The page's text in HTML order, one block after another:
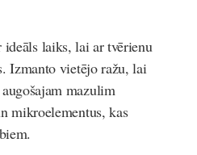
ideāls laiks, lai ar tvērienu
Izmanto vietējo ražu, lai
mazulim
mikroelementus, kas